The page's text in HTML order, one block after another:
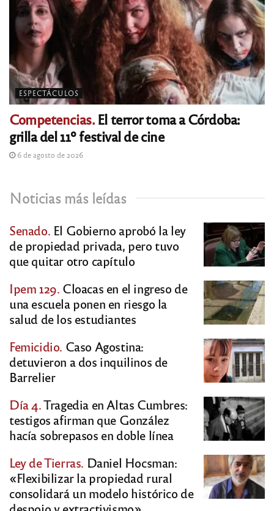
ESPECTÁCULOS
Competencias.El terror toma a Córdoba:
grilla del 11º festival de cine
6 de agosto de 2026
Noticias más leídas
Senado. El Gobierno aprobó la ley
de propiedad privada, pero tuvo
que quitar otro capítulo
Ipem 129. Cloacas en el ingreso de
una escuela ponen en riesgo la
salud de los estudiantes
Femicidio. Caso Agostina:
detuvieron a dos inquilinos de
Barrelier
Día 4.Tragedia en Altas Cumbres:
testigos afirman que González
hacía sobrepasos en doble línea
Ley de Tierras. Daniel Hocsman:
«Flexibilizar la propiedad rural
consolidará un modelo histórico de